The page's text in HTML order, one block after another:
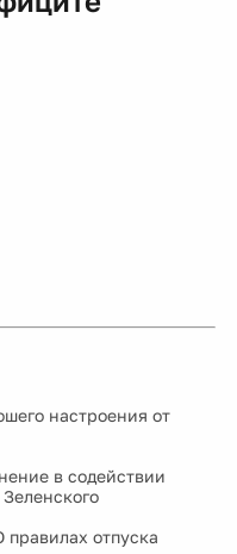
настроения от
в содействии
отпуска